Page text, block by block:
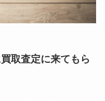
取査定に来てもら